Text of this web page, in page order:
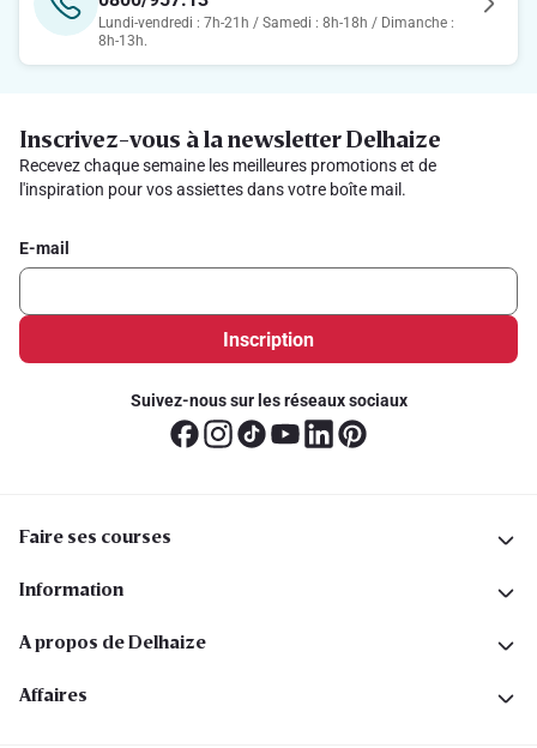
Lundi-vendredi : 7h-21h / Samedi : 8h-18h / Dimanche :
8h-13h.
Inscrivez-vous à la newsletter Delhaize
Recevez chaque semaine les meilleures promotions et de
l'inspiration pour vos assiettes dans votre boîte mail.
E-mail
Inscription
Suivez-nous sur les réseaux sociaux
Faire ses courses
Information
A propos de Delhaize
Affaires